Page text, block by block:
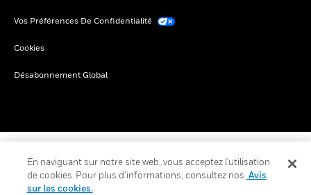
Vos Préférences De Confidentialité
Cookies
Désabonnement Global
En naviguant sur notre site web, vous acceptez l'utilisation
de cookies. Pour plus d’informations, consultez nos Avis
sur les cookies.